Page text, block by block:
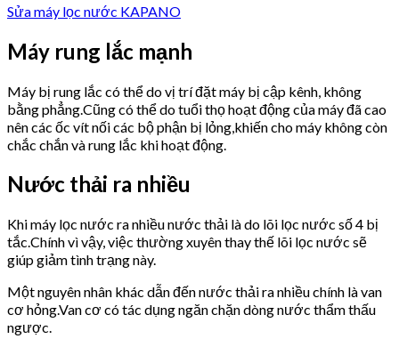
Sửa máy lọc nước KAPANO
Máy rung lắc mạnh
Máy bị rung lắc có thể do vị trí đặt máy bị cập kênh, không
bằng phẳng.Cũng có thể do tuổi thọ hoạt động của máy đã cao
nên các ốc vít nối các bộ phận bị lỏng,khiến cho máy không còn
chắc chắn và rung lắc khi hoạt động.
Nước thải ra nhiều
Khi máy lọc nước ra nhiều nước thải là do lõi lọc nước số 4 bị
tắc.Chính vì vậy, việc thường xuyên thay thế lõi lọc nước sẽ
giúp giảm tình trạng này.
Một nguyên nhân khác dẫn đến nước thải ra nhiều chính là van
cơ hỏng.Van cơ có tác dụng ngăn chặn dòng nước thẩm thấu
ngược.